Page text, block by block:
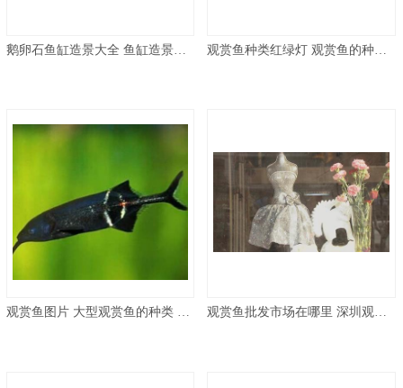
鹅卵石鱼缸造景大全 鱼缸造景用什么石头 观赏鱼种类红绿灯 观赏鱼的种类有哪些 观赏鱼的种类介绍
观赏鱼图片 大型观赏鱼的种类 名称及图片 观赏鱼批发市场在哪里 深圳观赏鱼批发市场在哪